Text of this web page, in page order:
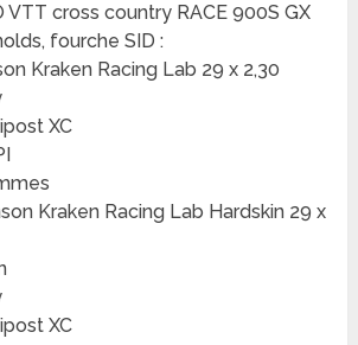
VTT cross country RACE 900S GX
fourche SID :
Kraken Racing Lab 29 x 2,30
XC
Kraken Racing Lab Hardskin 29 x
XC